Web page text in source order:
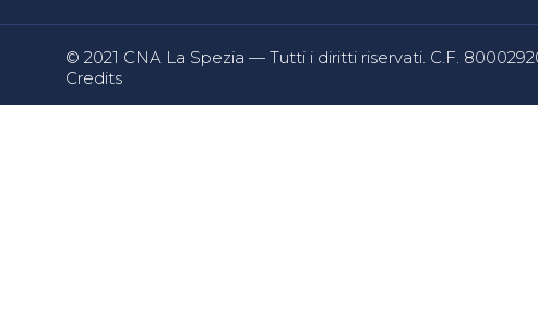
© 2021 CNA La Spezia — Tutti i diritti riservati. C.F.
Credits